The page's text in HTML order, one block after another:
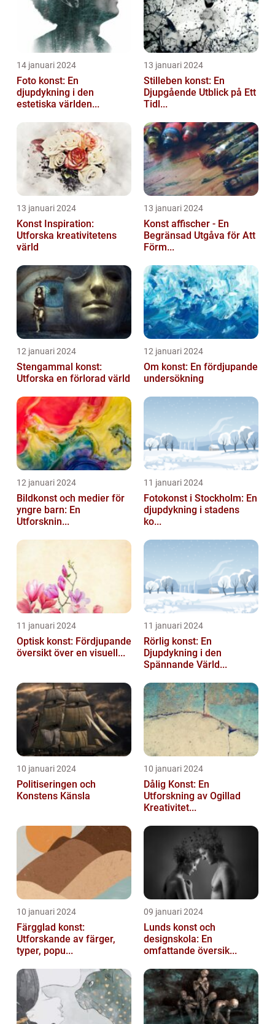
14 januari 2024
Foto konst: En
djupdykning i den
estetiska världen...
13 januari 2024
Stilleben konst: En
Djupgående Utblick på Ett
Tidl...
13 januari 2024
Konst Inspiration:
Utforska kreativitetens
värld
13 januari 2024
Konst affischer - En
Begränsad Utgåva för Att
Förm...
12 januari 2024
Stengammal konst:
Utforska en förlorad värld
12 januari 2024
Om konst: En fördjupande
undersökning
12 januari 2024
Bildkonst och medier för
yngre barn: En
Utforsknin...
11 januari 2024
Fotokonst i Stockholm: En
djupdykning i stadens
ko...
11 januari 2024
Optisk konst: Fördjupande
översikt över en visuell...
11 januari 2024
Rörlig konst: En
Djupdykning i den
Spännande Värld...
10 januari 2024
Politiseringen och
Konstens Känsla
10 januari 2024
Dålig Konst: En
Utforskning av Ogillad
Kreativitet...
10 januari 2024
Färgglad konst:
Utforskande av färger,
typer, popu...
09 januari 2024
Lunds konst och
designskola: En
omfattande översik...